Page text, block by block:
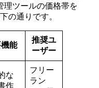
理ツールの価格帯を
の通りです。
能
推奨ユ
ーザー
な
作
フリー
ラン